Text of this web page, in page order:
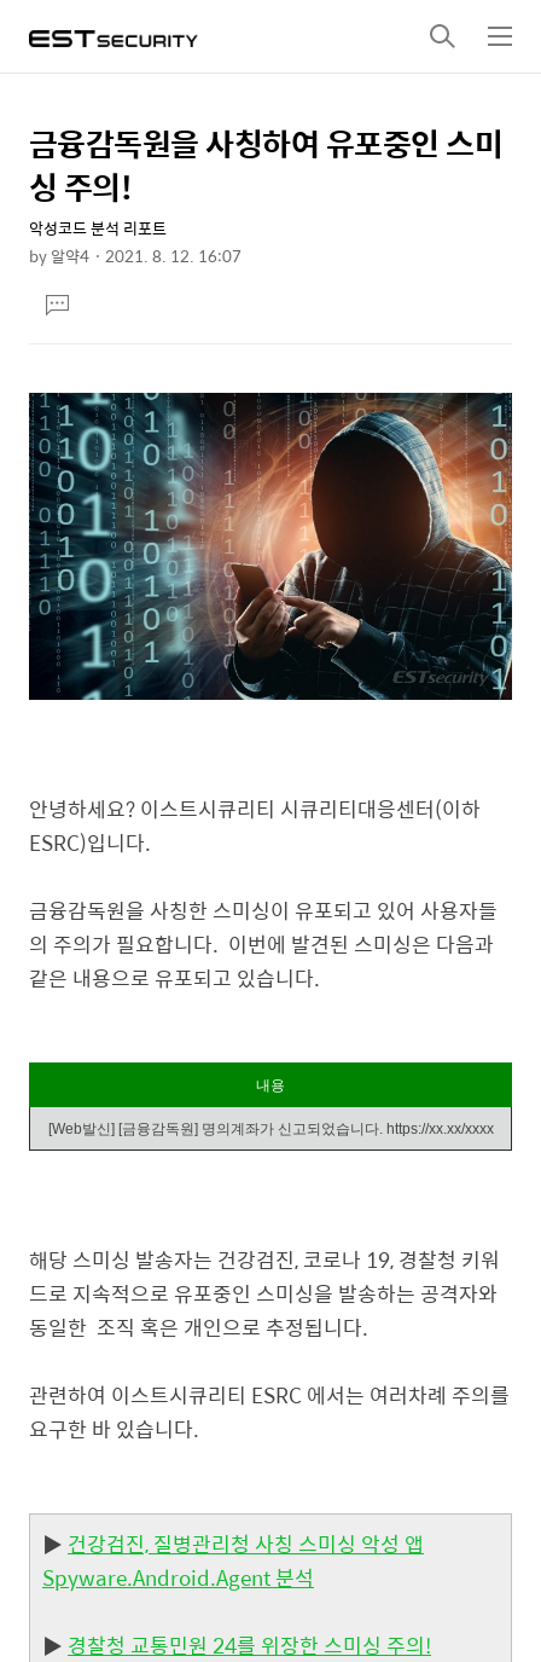
검
색
메
뉴
상
세
컨
텐
본
문
제
목
금융감독원을 사칭하여 유포중인 스미
싱 주의!
악성코드 분석 리포트
by알약4 2021. 8. 12. 16:07
문댓
글
안녕하세요? 이스트시큐리티 시큐리티대응센터(이하
ESRC)입니다.
금융감독원을 사칭한 스미싱이 유포되고 있어 사용자들
의 주의가 필요합니다. 이번에 발견된 스미싱은 다음과
같은 내용으로 유포되고 있습니다.
내용
[Web발신] [금융감독원] 명의계좌가 신고되었습니다. https://xx.xx/xxxx
해당 스미싱 발송자는 건강검진, 코로나 19, 경찰청 키워
드로 지속적으로 유포중인 스미싱을 발송하는 공격자와
동일한 조직 혹은 개인으로 추정됩니다.
관련하여 이스트시큐리티 ESRC 에서는 여러차례 주의를
요구한 바 있습니다.
▶ 건강검진, 질병관리청 사칭 스미싱 악성 앱
Spyware.Android.Agent 분석
▶ 경찰청 교통민원 24를 위장한 스미싱 주의!